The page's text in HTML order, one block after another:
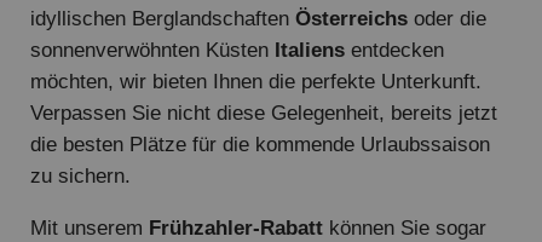
idyllischen Berglandschaften Österreichs oder die
sonnenverwöhnten Küsten Italiens entdecken
möchten, wir bieten Ihnen die perfekte Unterkunft.
Verpassen Sie nicht diese Gelegenheit, bereits jetzt
die besten Plätze für die kommende Urlaubssaison
zu sichern.
Mit unserem Frühzahler-Rabatt können Sie sogar